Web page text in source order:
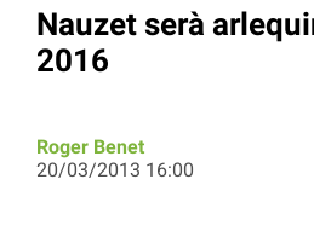
Nauzet serà
2016
Roger Benet
20/03/2013 16:00